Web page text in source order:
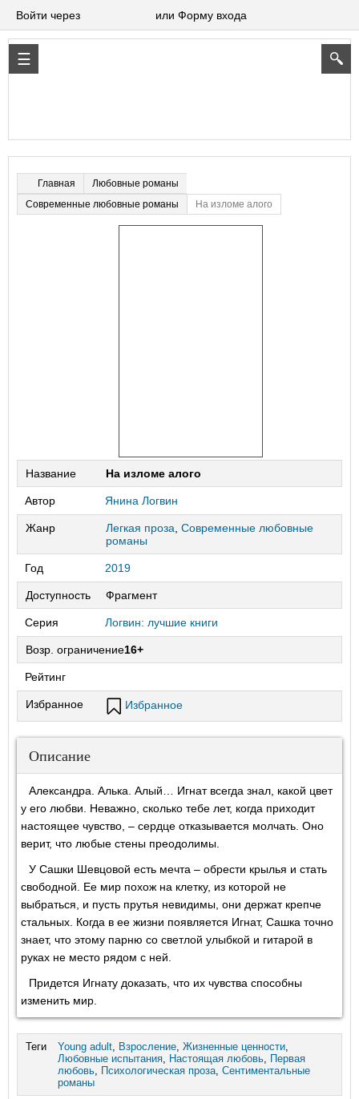
Войти через или Форму входа
Главная
Любовные романы
Современные любовные романы
На изломе алого
Название На изломе алого
Автор Янина Логвин
Жанр Легкая проза Современные любовные
романы
Год 2019
Доступность Фрагмент
Серия Логвин: лучшие книги
Возр. ограничение16+
Рейтинг
Избранное Избранное
Описание
Александра. Алька. Алый… Игнат всегда знал, какой цвет
у его любви. Неважно, сколько тебе лет, когда приходит
настоящее чувство, – сердце отказывается молчать. Оно
верит, что любые стены преодолимы.
У Сашки Шевцовой есть мечта – обрести крылья и стать
свободной. Ее мир похож на клетку, из которой не
выбраться, и пусть прутья невидимы, они держат крепче
стальных. Когда в ее жизни появляется Игнат, Сашка точно
знает, что этому парню со светлой улыбкой и гитарой в
руках не место рядом с ней.
Придется Игнату доказать, что их чувства способны
изменить мир.
Теги Young adult, Взросление, Жизненные ценности,
Любовные испытания, Настоящая любовь, Первая
любовь, Психологическая проза, Сентиментальные
романы